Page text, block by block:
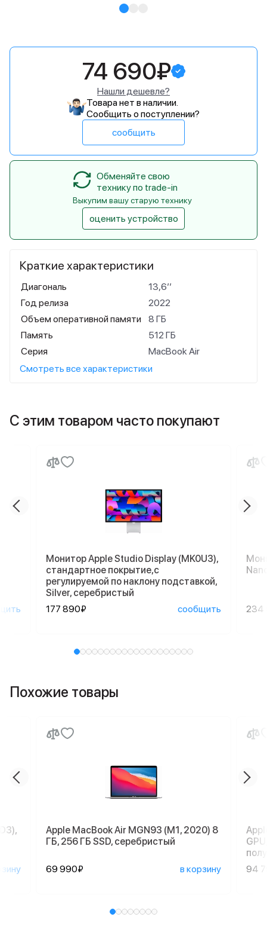
Краткие характеристики
Диагональ
13,6’’
Год релиза
2022
Объем оперативной памяти
8 ГБ
Память
512 ГБ
Серия
MacBook Air
Смотреть все характеристики
74 690₽
Нашли дешевле?
Товара нет в наличии.
Сообщить о поступлении?
сообщить
Обменяйте свою
технику по trade-in
Выкупим вашу старую технику
оценить устройство
С этим товаром часто покупают
Монитор Apple Studio Display (MK0U3),
стандартное покрытие,с
регулируемой по наклону подставкой,
Silver, серебристый
177 890₽
сообщить 234
Похожие товары
Apple MacBook Air MGN93 (M1, 2020) 8
ГБ, 256 ГБ SSD, серебристый
69 990₽ в корзину
94